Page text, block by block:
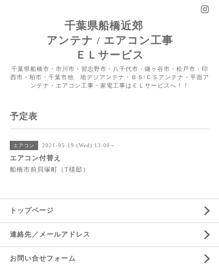
千葉県船橋近郊
アンテナ / エアコン工事
ＥＬサービス
千葉県船橋市・市川市・習志野市・八千代市・鎌ヶ谷市・松戸市・印
西市・柏市・千葉市他 地デジアンテナ・ＢＳ/ＣＳアンテナ・平面ア
ンテナ・エアコン工事・家電工事はＥＬサービスへ！！
予定表
エアコン 2021-05-19 (Wed) 13:00～
エアコン付替え
船橋市前貝塚町（T様邸）
トップページ
連絡先／メールアドレス
お問い合せフォーム